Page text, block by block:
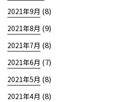
2021年9月 (8)
2021年8月 (9)
2021年7月 (8)
2021年6月 (7)
2021年5月 (8)
2021年4月 (8)